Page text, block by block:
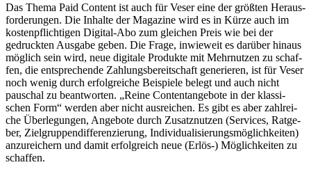
Das Thema Paid Content ist auch für Veser eine der größ­ten Heraus­
for­de­run­gen. Die Inhalte der Maga­zine wird es in Kürze auch im
kosten­pflich­ti­gen Digi­­tal-Abo zum glei­chen Preis wie bei der
gedruck­ten Ausgabe geben. Die Frage, inwie­weit es darüber hinaus
möglich sein wird, neue digi­tale Produkte mit Mehr­nut­zen zu schaf­
fen, die entspre­chende Zahlungs­be­reit­schaft gene­rie­ren, ist für Veser
noch wenig durch erfolg­rei­che Beispiele belegt und auch nicht
pauschal zu beant­wor­ten. „Reine Content­an­ge­bote in der klas­si­
schen Form“ werden aber nicht ausrei­chen. Es gibt es aber zahl­rei­
che Über­le­gun­gen, Ange­bote durch Zusatz­nut­zen (Services, Ratge­
ber, Ziel­grup­pen­dif­fe­ren­zie­rung, Indi­vi­dua­li­sie­rungs­mög­lich­kei­ten)
anzu­rei­chern und damit erfolg­reich neue (Erlös-) Möglich­kei­ten zu
schaffen.